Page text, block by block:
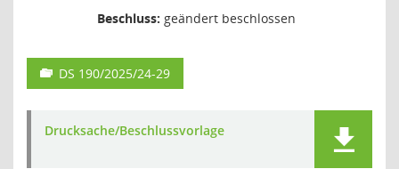
Beschluss: geändert beschlossen
DS 190/2025/24-29
Drucksache/Beschlussvorlage